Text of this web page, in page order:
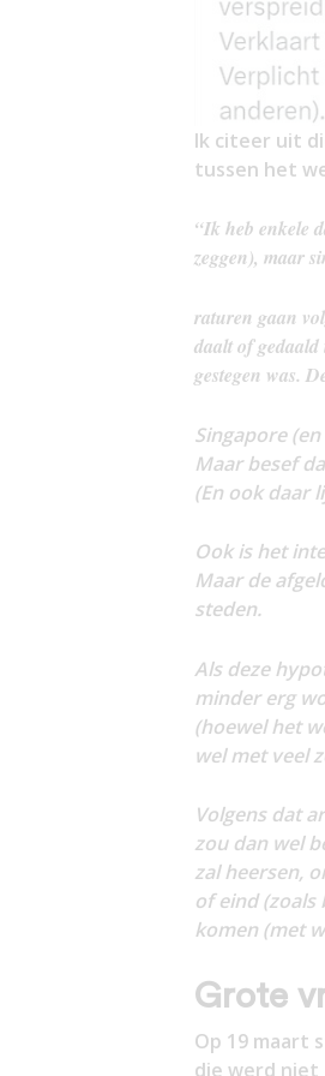
Ik citeer uit
tussen het
“Ik heb enkele
zeggen), maar
raturen gaan
daalt of
gestegen was.
Singapore
Maar besef
(En ook daar
Ook is het
Maar de
steden.
Als deze
minder erg
(hoewel het
wel met veel
Volgens dat
zou dan wel
zal heersen,
of eind
komen (met
Grote
Op 19 maart
die werd niet